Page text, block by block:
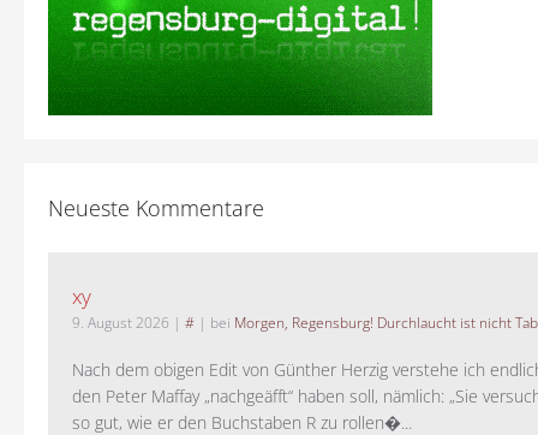
Neueste Kommentare
xy
9. August 2026 | # | bei Morgen, Regensburg! Durchlaucht ist nicht
Nach dem obigen Edit von Günther Herzig verstehe ich
den Peter Maffay „nachgeäfft“ haben soll, nämlich: „Sie
so gut, wie er den Buchstaben R zu rollen�...